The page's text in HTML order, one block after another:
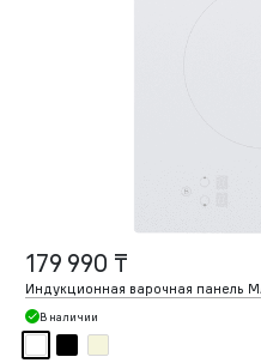
179 990 ₸
Индукционная варочная панель
В наличии